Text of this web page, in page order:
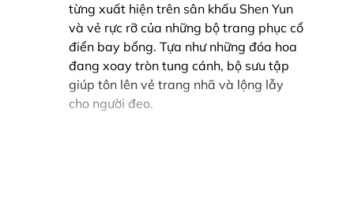
từng xuất hiện trên sân khấu Shen Yun
và vẻ rực rỡ của những bộ trang phục cổ
điển bay bổng. Tựa như những đóa hoa
đang xoay tròn tung cánh, bộ sưu tập
giúp tôn lên vẻ trang nhã và lộng lẫy
cho người đeo.